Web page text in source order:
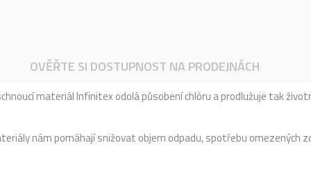
OVĚŘTE SI DOSTUPNOST NA PRODEJNÁCH
materiál Infinitex odolá působení chlóru a prodlužuje tak
nám pomáhají snižovat objem odpadu, spotřebu omezených